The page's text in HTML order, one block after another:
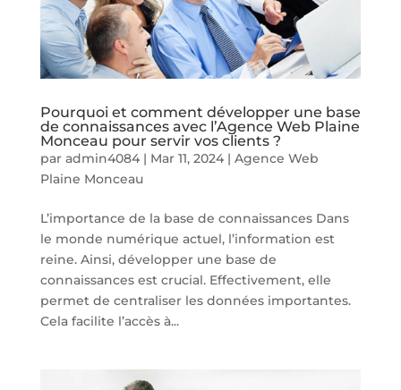
Pourquoi et comment développer une base
de connaissances avec l’Agence Web Plaine
Monceau pour servir vos clients ?
par admin4084| Mar 11, 2024| Agence Web
Plaine Monceau
L’importance de la base de connaissances Dans
le monde numérique actuel, l’information est
reine. Ainsi, développer une base de
connaissances est crucial. Effectivement, elle
permet de centraliser les données importantes.
Cela facilite l’accès à...